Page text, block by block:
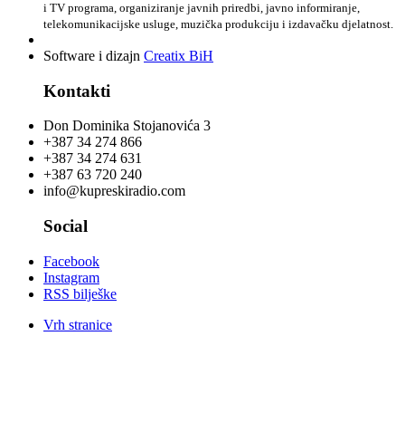
i TV programa, organiziranje javnih priredbi, javno informiranje,
telekomunikacijske usluge, muzička produkciju i izdavačku djelatnost.
Software i dizajn Creatix BiH
Kontakti
Don Dominika Stojanovića 3
+387 34 274 866
+387 34 274 631
+387 63 720 240
info@kupreskiradio.com
Social
Facebook
Instagram
RSS bilješke
Vrh stranice